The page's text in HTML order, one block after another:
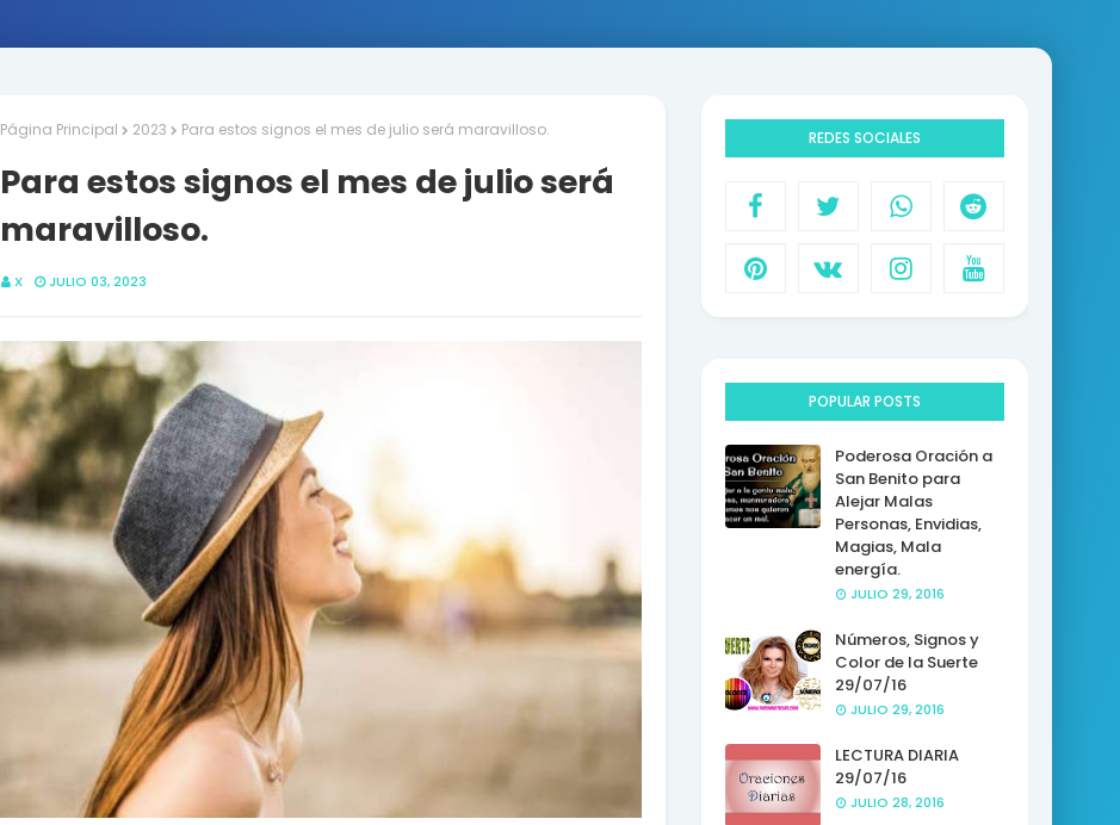
Página Principal 2023 Para estos signos el mes de julio será maravilloso.
Para estos signos el mes de julio será
maravilloso.
X JULIO 03, 2023
REDES SOCIALES
POPULAR POSTS
Poderosa Oración a
San Benito para
Alejar Malas
Personas, Envidias,
Magias, Mala
energía.
JULIO 29, 2016
Números, Signos y
Color de la Suerte
29/07/16
JULIO 29, 2016
LECTURA DIARIA
29/07/16
JULIO 28, 2016